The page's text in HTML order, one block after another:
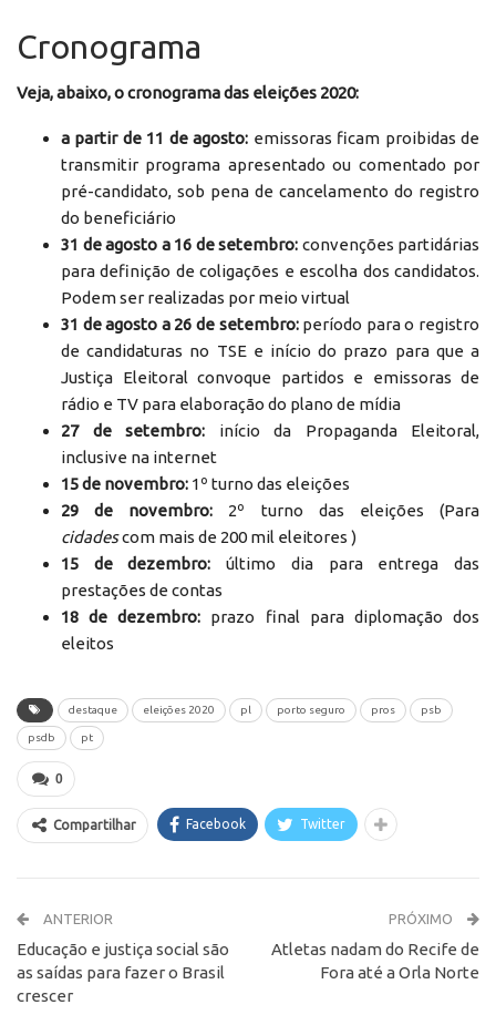
Cronograma
Veja, abaixo, o cronograma das eleições 2020:
a partir de 11 de agosto: emissoras ficam proibidas de
transmitir programa apresentado ou comentado por
pré-candidato, sob pena de cancelamento do registro
do beneficiário
31 de agosto a 16 de setembro: convenções partidárias
para definição de coligações e escolha dos candidatos.
Podem ser realizadas por meio virtual
31 de agosto a 26 de setembro:período para o registro
de candidaturas no TSE e início do prazo para que a
Justiça Eleitoral convoque partidos e emissoras de
rádio e TV para elaboração do plano de mídia
27 de setembro: início da Propaganda Eleitoral,
inclusive na internet
15 de novembro: 1º turno das eleições
29 de novembro: 2º turno das eleições (Para
cidadescom mais de 200 mil eleitores )
15 de dezembro: último dia para entrega das
prestações de contas
18 de dezembro: prazo final para diplomação dos
eleitos
destaque eleições 2020 pl porto seguro pros psb
psdb pt
0
Compartilhar Facebook Twitter
ANTERIOR
Educação e justiça social são
as saídas para fazer o Brasil
crescer
PRÓXIMO
Atletas nadam do Recife de
Fora até a Orla Norte